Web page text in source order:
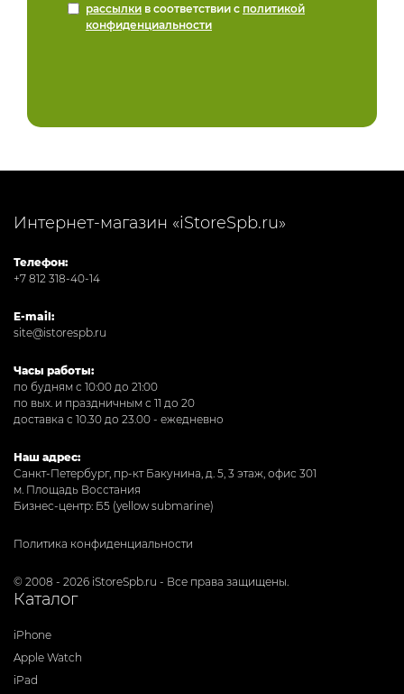
рассылки в соответствии с политикой
конфиденциальности
Интернет-магазин «iStoreSpb.ru»
Телефон:
+7 812 318-40-14
E-mail:
site@istorespb.ru
Часы работы:
по будням с 10:00 до 21:00
по вых. и праздничным с 11 до 20
доставка с 10.30 до 23.00 - ежедневно
Наш адрес:
Санкт-Петербург, пр-кт Бакунина, д. 5, 3 этаж, офис 301
м. Площадь Восстания
Бизнес-центр: Б5 (yellow submarine)
Политика конфиденциальности
© 2008 - 2026 iStoreSpb.ru - Все права защищены.
Каталог
iPhone
Apple Watch
iPad